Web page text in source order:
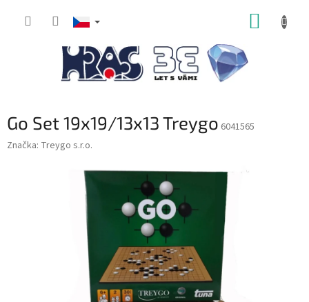
Go Set 19x19/13x13 Treygo 6041565
Značka: Treygo s.r.o.